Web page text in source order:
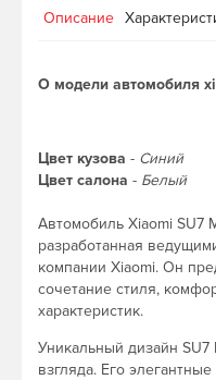
Описание
О модели автомобиля
Цвет кузова - Синий
Цвет салона - Белый
Автомобиль Xiaomi SU7
разработанная
компании Xiaomi. Он
сочетание стиля,
характеристик.
Уникальный дизайн SU7
взгляда. Его